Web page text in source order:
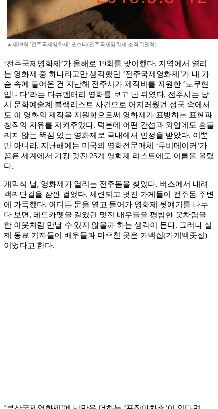
▲제19회 '전주국제영화제' 포스터(전주국제영회제 조직위원회)
‘전주국제영화제’가 올해로 19회를 맞이했다. 지역에서 열리
는 영화제 중 하나라고만 생각했던 ‘전주국제영화제’가 내 가
슴 속에 들어온 건 지난해 전주시가 제작비를 지원한 ‘노무현
입니다’라는 다큐멘터리 영화를 보고 난 뒤였다. 전주시는 당
시 문화예술계 블랙리스트 사건으로 어지러웠던 정국 속에서
도 이 영화의 제작을 지원함으로써 영화제가 표방하는 표현과
창작의 자유를 지켜주었다. 덕분에 어떤 간섭과 외압에도 흔들
리지 않는 뚝심 있는 영화제로 국내에서 인정을 받았다. 이뿐
만 아니라, 지난해에는 미국의 영화전문매체 ‘무비메이커’가
꼽은 세계에서 가장 멋진 25개 영화제 리스트에도 이름을 올렸
다.
개막식 날, 영화제가 열리는 전주돔을 찾았다. 버스에서 내려
객리단길을 잠깐 걸었다. 세련되고 멋진 가게들이 전주돔 주변
에 가득했다. 어디든 문을 열고 들어가 영화제 뒷얘기를 나누
다 보면, 레드카펫을 걸었던 멋진 배우들을 평범한 옷차림을
한 이웃처럼 만날 수 있지 않을까 하는 생각이 든다. 그러나 실
제 동료 기자들이 배우들과 마주친 곳은 가맥집(가게맥줏집)
이었다고 한다.